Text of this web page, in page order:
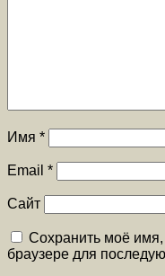
Имя *
Email *
Сайт
Сохранить моё имя,
браузере для